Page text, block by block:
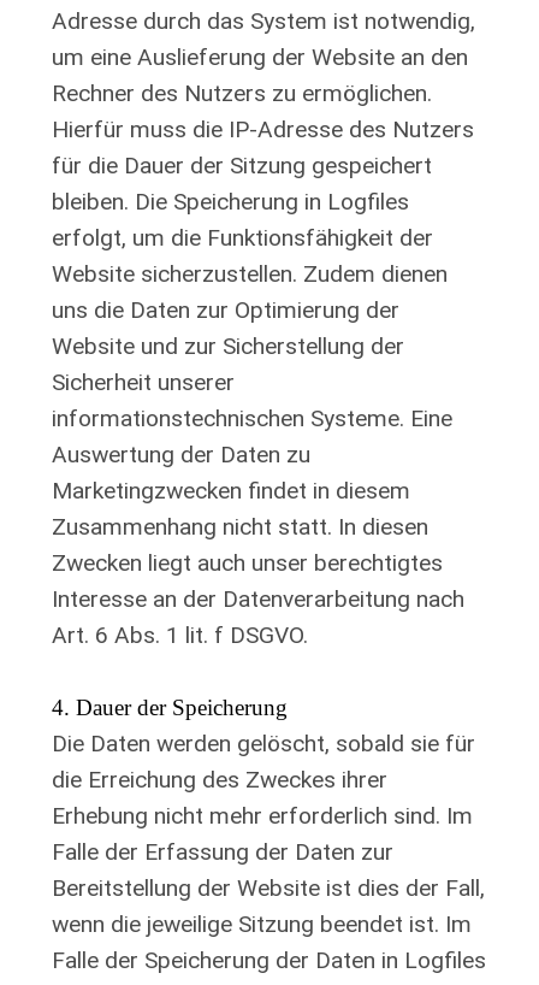
Adresse durch das System ist notwendig,
um eine Auslieferung der Website an den
Rechner des Nutzers zu ermöglichen.
Hierfür muss die IP-Adresse des Nutzers
für die Dauer der Sitzung gespeichert
bleiben. Die Speicherung in Logfiles
erfolgt, um die Funktionsfähigkeit der
Website sicherzustellen. Zudem dienen
uns die Daten zur Optimierung der
Website und zur Sicherstellung der
Sicherheit unserer
informationstechnischen Systeme. Eine
Auswertung der Daten zu
Marketingzwecken findet in diesem
Zusammenhang nicht statt. In diesen
Zwecken liegt auch unser berechtigtes
Interesse an der Datenverarbeitung nach
Art. 6 Abs. 1 lit. f DSGVO.
4. Dauer der Speicherung
Die Daten werden gelöscht, sobald sie für
die Erreichung des Zweckes ihrer
Erhebung nicht mehr erforderlich sind. Im
Falle der Erfassung der Daten zur
Bereitstellung der Website ist dies der Fall,
wenn die jeweilige Sitzung beendet ist. Im
Falle der Speicherung der Daten in Logfiles